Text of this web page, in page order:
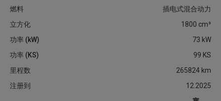
燃料
插电式混合动力
立方化
1800 cm³
功率 (kW)
73 kW
功率 (KS)
99 KS
里程数
265824 km
注册到
12.2025